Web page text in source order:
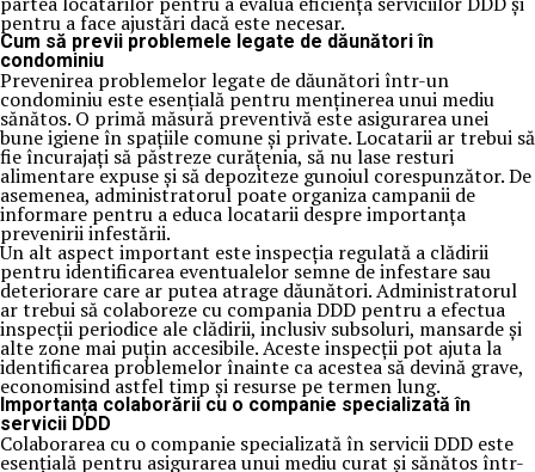
pentru a face ajustări dacă este necesar.
Cum să previi problemele legate de dăunători în
condominiu
Prevenirea problemelor legate de dăunători într-un
condominiu este esențială pentru menținerea unui mediu
sănătos. O primă măsură preventivă este asigurarea unei
bune igiene în spațiile comune și private. Locatarii ar trebui să
fie încurajați să păstreze curățenia, să nu lase resturi
alimentare expuse și să depoziteze gunoiul corespunzător. De
asemenea, administratorul poate organiza campanii de
informare pentru a educa locatarii despre importanța
prevenirii infestării.
Un alt aspect important este inspecția regulată a clădirii
pentru identificarea eventualelor semne de infestare sau
deteriorare care ar putea atrage dăunători. Administratorul
ar trebui să colaboreze cu compania DDD pentru a efectua
inspecții periodice ale clădirii, inclusiv subsoluri, mansarde și
alte zone mai puțin accesibile. Aceste inspecții pot ajuta la
identificarea problemelor înainte ca acestea să devină grave,
economisind astfel timp și resurse pe termen lung.
Importanța colaborării cu o companie specializată în
servicii DDD
Colaborarea cu o companie specializată în servicii DDD este
esențială pentru asigurarea unui mediu curat și sănătos într-